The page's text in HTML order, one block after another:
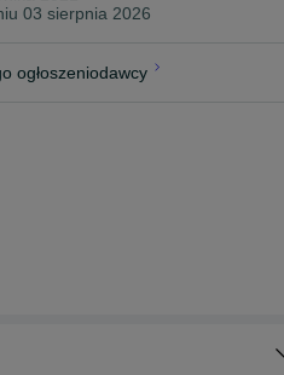
03 sierpnia 2026
ogłoszeniodawcy